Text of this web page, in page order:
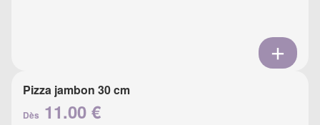
Pizza jambon 30 cm
Dès 11.00 €